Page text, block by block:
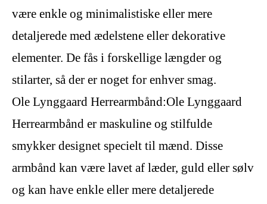
være enkle og minimalistiske eller mere
detaljerede med ædelstene eller dekorative
elementer. De fås i forskellige længder og
stilarter, så der er noget for enhver smag.
Ole Lynggaard Herrearmbånd:Ole Lynggaard
Herrearmbånd er maskuline og stilfulde
smykker designet specielt til mænd. Disse
armbånd kan være lavet af læder, guld eller sølv
og kan have enkle eller mere detaljerede